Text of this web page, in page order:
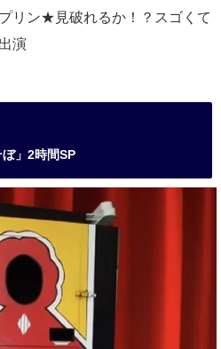
リン★見破れるか！？スゴくて
演
」2時間SP